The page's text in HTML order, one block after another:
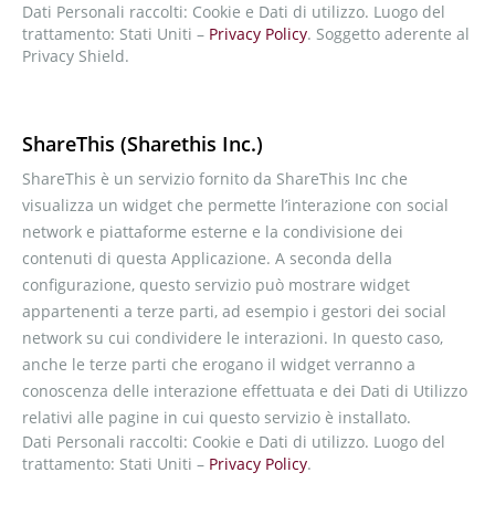
Dati Personali raccolti: Cookie e Dati di utilizzo. Luogo del
trattamento: Stati Uniti – Privacy Policy. Soggetto aderente al
Privacy Shield.
ShareThis (Sharethis Inc.)
ShareThis è un servizio fornito da ShareThis Inc che
visualizza un widget che permette l’interazione con social
network e piattaforme esterne e la condivisione dei
contenuti di questa Applicazione. A seconda della
configurazione, questo servizio può mostrare widget
appartenenti a terze parti, ad esempio i gestori dei social
network su cui condividere le interazioni. In questo caso,
anche le terze parti che erogano il widget verranno a
conoscenza delle interazione effettuata e dei Dati di Utilizzo
relativi alle pagine in cui questo servizio è installato.
Dati Personali raccolti: Cookie e Dati di utilizzo. Luogo del
trattamento: Stati Uniti – Privacy Policy.